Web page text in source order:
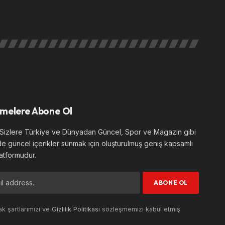
Abone Ol
Türkiye ve Dünyadan Güncel, Spor ve Magazin gibi
güncel içerikler sunmak için oluşturulmuş geniş kapsamlı
şartlarımızı ve Gizlilik Politikası sözleşmemizi kabul etmiş